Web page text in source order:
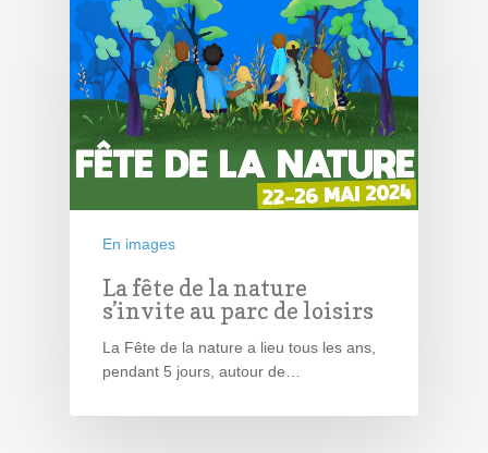
En images
La fête de la nature
s’invite au parc de loisirs
La Fête de la nature a lieu tous les ans,
pendant 5 jours, autour de…